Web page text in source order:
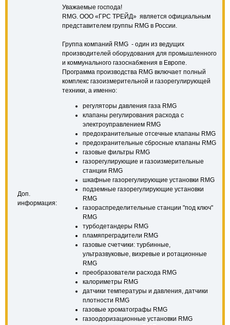
Доп.
информация:
Уважаемые господа!
RMG. ООО «ГРС ТРЕЙД» является официальным
представителем группы RMG в России.
Группа компаний RMG - один из ведущих
производителей оборудования для промышленного
и коммунального газоснабжения в Европе.
Программа производства RMG включает полный
комплекс газоизмерительной и газорегулирующей
техники, а именно:
регуляторы давления газа RMG
клапаны регулирования расхода с
электроуправлением RMG
предохранительные отсечные клапаны RMG
предохранительные сбросные клапаны RMG
газовые фильтры RMG
газорегулирующие и газоизмерительные
станции RMG
шкафные газорегулирующие установки RMG
подземные газорегулирующие установки
RMG
газораспределительные станции "под ключ"
RMG
турбодетандеры RMG
пламяпреградители RMG
газовые счетчики: турбинные,
ультразвуковые, вихревые и ротационные
RMG
преобразователи расхода RMG
калориметры RMG
датчики температуры и давления, датчики
плотности RMG
газовые хроматографы RMG
газоодоризационные установки RMG